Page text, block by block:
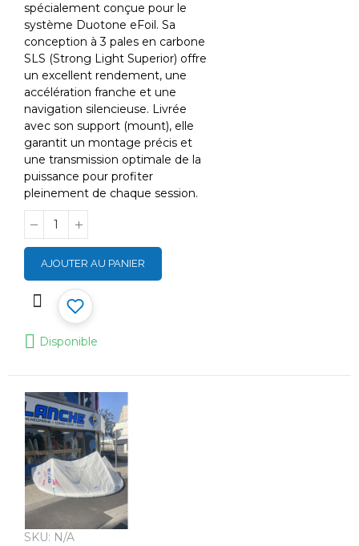
spécialement conçue pour le
système Duotone eFoil. Sa
conception à 3 pales en carbone
SLS (Strong Light Superior) offre
un excellent rendement, une
accélération franche et une
navigation silencieuse. Livrée
avec son support (mount), elle
garantit un montage précis et
une transmission optimale de la
puissance pour profiter
pleinement de chaque session.
AJOUTER AU PANIER
Disponible
SKU: N/A